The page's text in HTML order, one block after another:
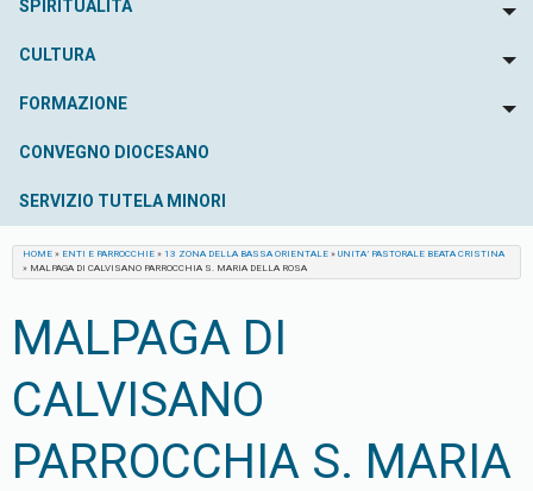
SPIRITUALITÀ
CULTURA
FORMAZIONE
CONVEGNO DIOCESANO
SERVIZIO TUTELA MINORI
HOME » ENTI E PARROCCHIE » 13 ZONA DELLA BASSA ORIENTALE » UNITA’ PASTORALE BEATA CRISTINA
» MALPAGA DI CALVISANO PARROCCHIA S. MARIA DELLA ROSA
MALPAGA DI
CALVISANO
PARROCCHIA S. MARIA